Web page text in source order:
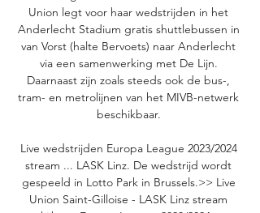
Union legt voor haar wedstrijden in het
Anderlecht Stadium gratis shuttlebussen in
van Vorst (halte Bervoets) naar Anderlecht
via een samenwerking met De Lijn.
Daarnaast zijn zoals steeds ook de bus-,
tram- en metrolijnen van het MIVB-netwerk
beschikbaar.
Live wedstrijden Europa League 2023/2024
stream ... LASK Linz. De wedstrijd wordt
gespeeld in Lotto Park in Brussels.>> Live
Union Saint-Gilloise - LASK Linz stream